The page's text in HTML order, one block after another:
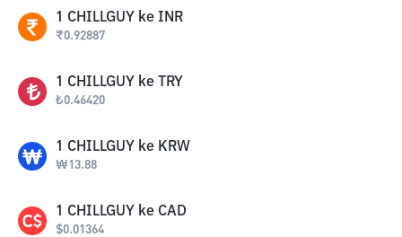
1 CHILLGUY ke INR
₹0.92887
1 CHILLGUY ke TRY
₺0.46420
1 CHILLGUY ke KRW
₩13.88
1 CHILLGUY ke CAD
$0.01364